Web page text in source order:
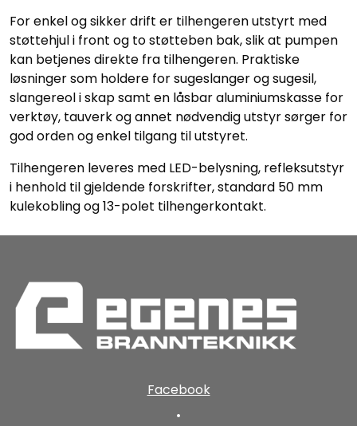
For enkel og sikker drift er tilhengeren utstyrt med
støttehjul i front og to støtteben bak, slik at pumpen
kan betjenes direkte fra tilhengeren. Praktiske
løsninger som holdere for sugeslanger og sugesil,
slangereol i skap samt en låsbar aluminiumskasse for
verktøy, tauverk og annet nødvendig utstyr sørger for
god orden og enkel tilgang til utstyret.
Tilhengeren leveres med LED-belysning, refleksutstyr
i henhold til gjeldende forskrifter, standard 50 mm
kulekobling og 13-polet tilhengerkontakt.
Facebook
•